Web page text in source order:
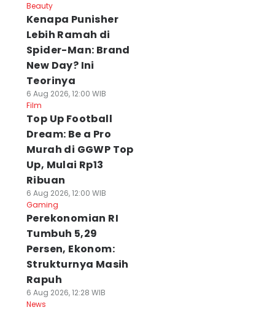
Beauty
Kenapa Punisher
Lebih Ramah di
Spider-Man: Brand
New Day? Ini
Teorinya
6 Aug 2026, 12:00 WIB
Film
Top Up Football
Dream: Be a Pro
Murah di GGWP Top
Up, Mulai Rp13
Ribuan
6 Aug 2026, 12:00 WIB
Gaming
Perekonomian RI
Tumbuh 5,29
Persen, Ekonom:
Strukturnya Masih
Rapuh
6 Aug 2026, 12:28 WIB
News